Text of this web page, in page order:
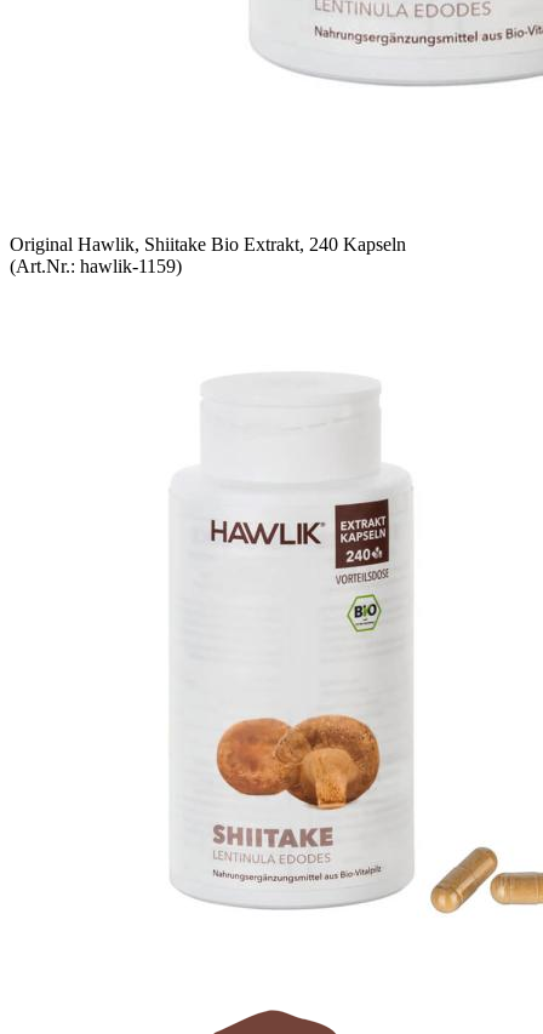
Original Hawlik, Shiitake Bio Extrakt, 240 Kapseln
(Art.Nr.: hawlik-1159)